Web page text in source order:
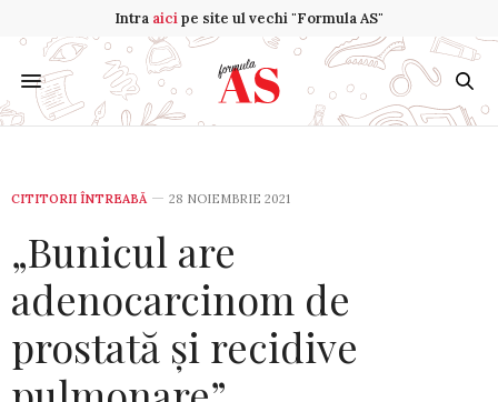
Intra aicipe site ul vechi "Formula AS"
CITITORII ÎNTREABĂ 28 NOIEMBRIE 2021
„Bunicul are
adenocarcinom de
prostată și recidive